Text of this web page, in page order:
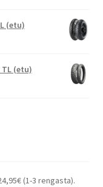
(etu)
TL (etu)
(1-3 rengasta).